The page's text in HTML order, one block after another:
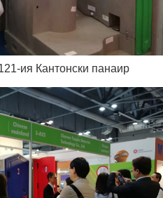
ия Кантонски панаир